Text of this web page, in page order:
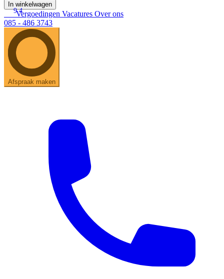
In winkelwagen
9.4
Vergoedingen Vacatures Over ons
085 - 486 3743
Afspraak maken